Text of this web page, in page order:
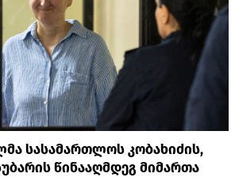
სასამართლოს კობახიძის,
წინააღმდეგ მიმართა